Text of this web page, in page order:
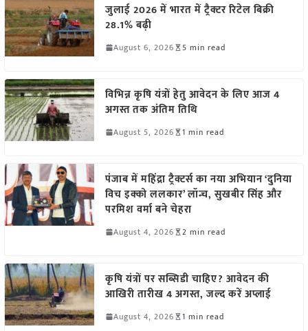
जुलाई 2026 में भारत में ट्रैक्टर रिटेल बिक्री
28.1% बढ़ी
August 6, 2026 5 min read
विभिन्न कृषि यंत्रों हेतु आवेदन के लिए आज 4
अगस्त तक अंतिम तिथि
August 5, 2026 1 min read
पंजाब में महिंद्रा ट्रैक्टर्स का नया अभियान ‘दुनिया
विच इक्को ललकार’ लॉन्च, सुखबीर सिंह और
परमिश वर्मा बने चेहरा
August 4, 2026 2 min read
कृषि यंत्रों पर सब्सिडी चाहिए? आवेदन की
आखिरी तारीख 4 अगस्त, जल्द करें अप्लाई
August 4, 2026 1 min read